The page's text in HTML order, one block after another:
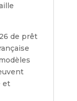
de prêt
et